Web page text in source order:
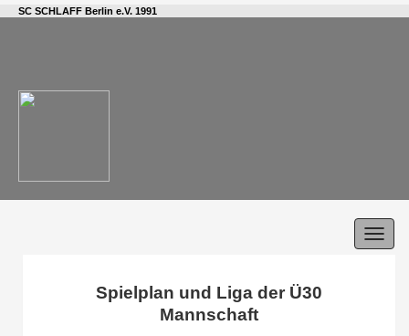
SC SCHLAFF Berlin e.V. 1991
Spielplan und Liga der Ü30
Mannschaft